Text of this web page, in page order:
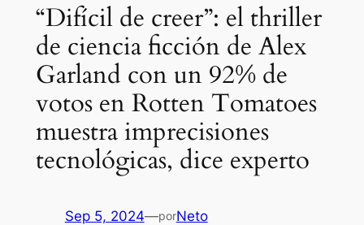
“Difícil de creer”: el thriller
de ciencia ficción de Alex
Garland con un 92% de
votos en Rotten Tomatoes
muestra imprecisiones
tecnológicas, dice experto
Sep 5, 2024—porNeto